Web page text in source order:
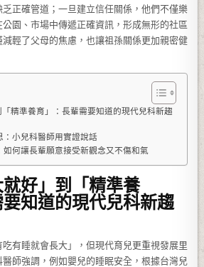
正確管道；一旦建立信任關係，他們不僅樂
園、市場中傳遞正確資訊，形成無形的社區
輕了父母的焦慮，也讓祖孫關係更加親密健
精準養育」：長輩需要知道的現代兒科新趨
：小兒科醫師用實證說話
如何讓長輩願意接受新觀念又不傷和氣
好」到「精準養
知道的現代兒科新趨
有睡就會長大」，但現代育兒更重視發展里
師強調，例如嬰兒的睡眠安全，根據台灣兒